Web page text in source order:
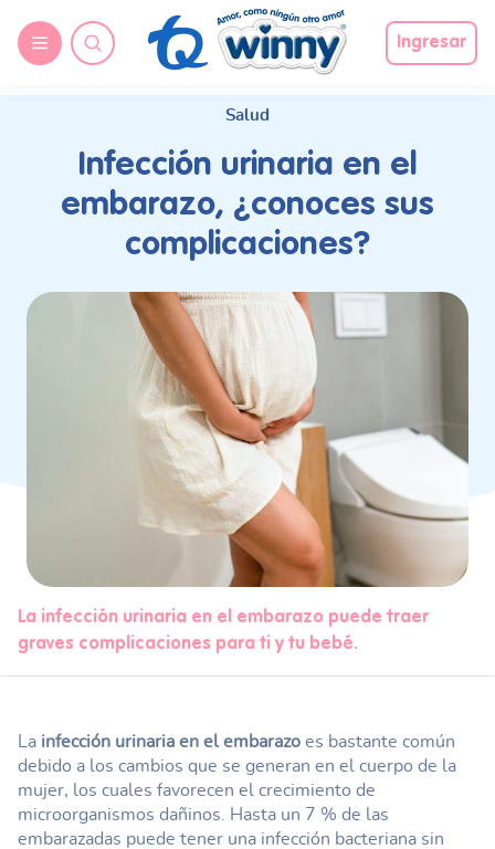
Ingresar
Salud
Infección urinaria en el
embarazo, ¿conoces sus
complicaciones?
La infección urinaria en el embarazo puede traer
graves complicaciones para ti y tu bebé.
La infección urinaria en el embarazo es bastante común
debido a los cambios que se generan en el cuerpo de la
mujer, los cuales favorecen el crecimiento de
microorganismos dañinos. Hasta un 7 % de las
embarazadas puede tener una infección bacteriana sin